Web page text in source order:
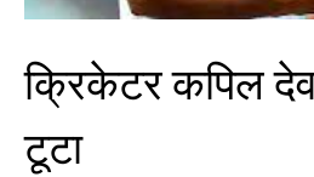
क्रिकेटर कपिल देव
टूटा